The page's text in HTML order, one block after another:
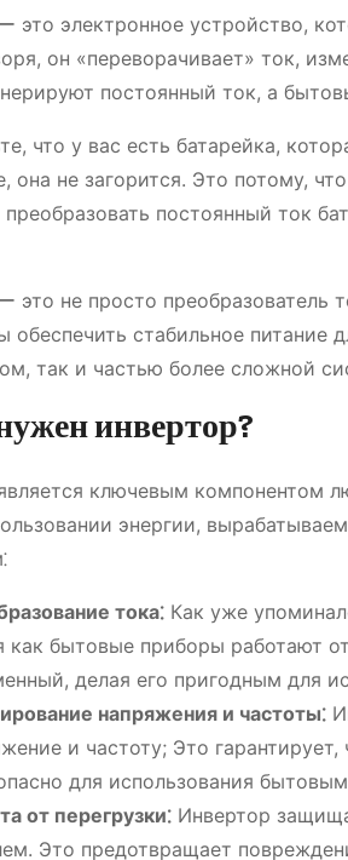
это электронное устройство,
он «переворачивает» ток,
постоянный ток, а
что у вас есть батарейка,
она не загорится. Это потому,
постоянный ток
это не просто преобразователь
обеспечить стабильное
так и частью более сложной
инвертор?
ключевым компонентом
энергии,
тока⁚ Как уже
как бытовые приборы работают
делая его пригодным для
напряжения и частоты⁚
и частоту; Это
для использования
от перегрузки⁚ Инвертор
Это предотвращает